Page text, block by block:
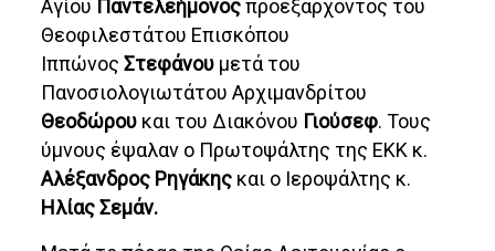
Αγίου Παντελεήμoνοςπροεξάρχοντος του
Θεοφιλεστάτου Επισκόπου
ΙππώνοςΣτεφάνου μετά του
Πανοσιολογιωτάτου Αρχιμανδρίτου
Θεοδώρου και του Διακόνου Γιούσεφ. Τους
ύμνους έψαλαν ο Πρωτοψάλτης της ΕΚΚ κ.
Αλέξανδρος Ρηγάκης και ο Ιεροψάλτης κ.
Ηλίας Σεμάν.